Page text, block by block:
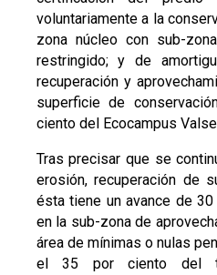
voluntariamente a la
zona núcleo con sub-
restringido; y de
recuperación y
superficie de
ciento del Ecocampus
Tras precisar que se
erosión, recuperación de
ésta tiene un avance de
en la sub-zona de
área de mínimas o nulas
el 35 por ciento del